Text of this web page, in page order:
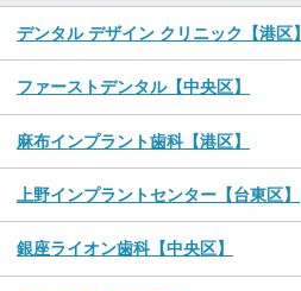
デンタル デザイン クリニック【港区】
ファーストデンタル【中央区】
麻布インプラント歯科【港区】
上野インプラントセンター【台東区】
銀座ライオン歯科【中央区】